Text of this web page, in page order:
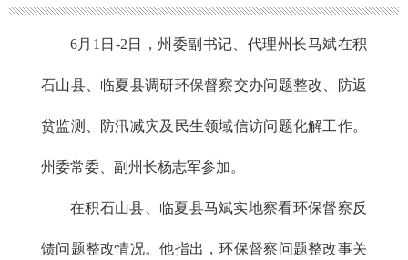
6月1日-2日，州委副书记、代理州长马斌在积
石山县、临夏县调研环保督察交办问题整改、防返
贫监测、防汛减灾及民生领域信访问题化解工作。
州委常委、副州长杨志军参加。
在积石山县、临夏县马斌实地察看环保督察反
馈问题整改情况。他指出，环保督察问题整改事关